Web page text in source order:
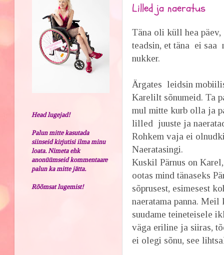
Lilled ja naeratus
Täna oli küll hea
teadsin, et täna ei saa
nukker.
Ärgates leidsin
Karelilt sõnumeid. Ta
mul mitte kurb olla ja
lilled juuste ja
Rohkem vaja ei
Naeratasingi.
Kuskil Pärnus on
ootas mind tänaseks
sõprusest, esimesest
naeratama panna.
suudame teineteisele
väga eriline ja siiras,
ei olegi sõnu, see
Head lugejad!
Palun mitte kasutada
siinseid kirjutisi ilma minu
loata. Nimeta ehk
anonüümseid kommentaare
palun ka mitte jätta.
Rõõmsat lugemist!